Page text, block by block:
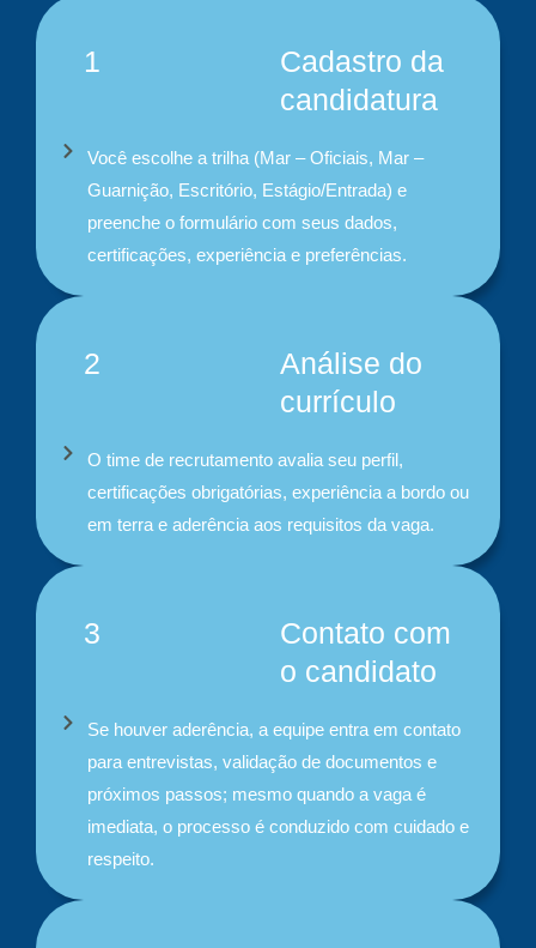
1
Cadastro da
candidatura
Você escolhe a trilha (Mar – Oficiais, Mar –
Guarnição, Escritório, Estágio/Entrada) e
preenche o formulário com seus dados,
certificações, experiência e preferências.
2
Análise do
currículo
O time de recrutamento avalia seu perfil,
certificações obrigatórias, experiência a bordo ou
em terra e aderência aos requisitos da vaga.
3
Contato com
o candidato
Se houver aderência, a equipe entra em contato
para entrevistas, validação de documentos e
próximos passos; mesmo quando a vaga é
imediata, o processo é conduzido com cuidado e
respeito. ​